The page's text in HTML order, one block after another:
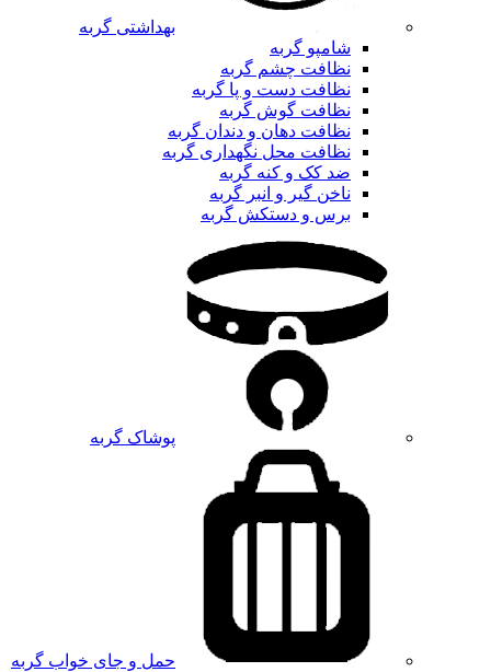
بهداشتی گربه
شامپو گربه
نظافت چشم گربه
نظافت دست و پا گربه
نظافت گوش گربه
نظافت دهان و دندان گربه
نظافت محل نگهداری گربه
ضد کک و کنه گربه
ناخن گیر و انبر گربه
برس و دستکش گربه
پوشاک گربه
حمل و جای خواب گربه